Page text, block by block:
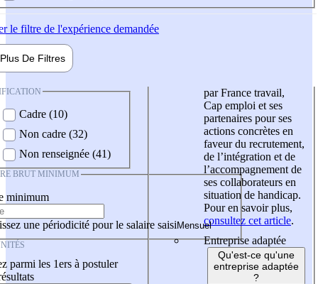
le filtre de l'expérience demandée
Plus De Filtres
Cadre (10)
Non cadre (32)
Non renseignée (41)
BRUT MINIMUM
minimum
une périodicité pour le salaire saisi
parmi les 1ers à postuler
par France travail,
Cap emploi et ses
partenaires pour ses
actions concrètes en
faveur du recrutement,
de l’intégration et de
l’accompagnement de
ses collaborateurs en
situation de handicap.
Pour en savoir plus,
consultez cet article.
Entreprise adaptée
Qu'est-ce qu'une
entreprise adaptée
?